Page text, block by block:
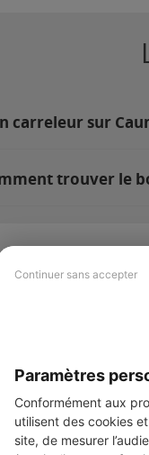
Continuer sans accepter
Paramètres
Conformément aux
utilisent des cookies
site, de mesurer
carreleur sur
trouver le
Pro
ça marche
Mobile
espace
des chantiers